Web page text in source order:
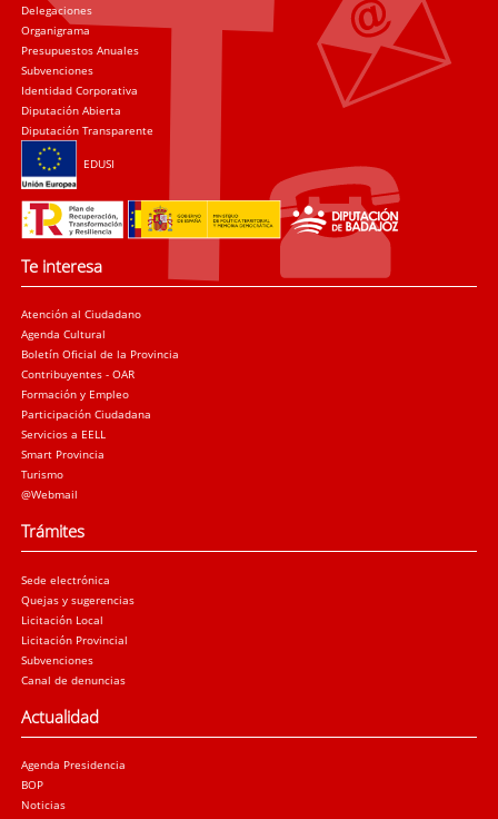
Delegaciones
Organigrama
Presupuestos Anuales
Subvenciones
Identidad Corporativa
Diputación Abierta
Diputación Transparente
EDUSI
Te interesa
Atención al Ciudadano
Agenda Cultural
Boletín Oficial de la Provincia
Contribuyentes - OAR
Formación y Empleo
Participación Ciudadana
Servicios a EELL
Smart Provincia
Turismo
@Webmail
Trámites
Sede electrónica
Quejas y sugerencias
Licitación Local
Licitación Provincial
Subvenciones
Canal de denuncias
Actualidad
Agenda Presidencia
BOP
Noticias